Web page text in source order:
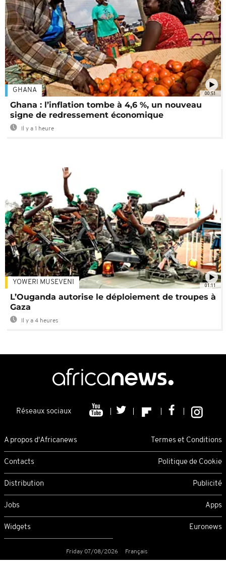
00:51
GHANA
Ghana : l’inflation tombe à 4,6 %, un nouveau
signe de redressement économique
Il y a 1 heure
01:11
YOWERI MUSEVENI
L’Ouganda autorise le déploiement de troupes à
Gaza
Il y a 4 heures
Réseaux sociaux
A propos d'Africanews Termes et Conditions
Contacts Politique de Cookie
Distribution Publicité
Jobs Apps
Widgets Euronews
Friday 07/08/2026